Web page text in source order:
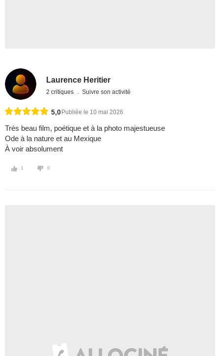
Laurence Heritier
2 critiques Suivre son activité
5,0 Publiée le 10 mai 2026
Très beau film, poétique et à la photo majestueuse
Ode à la nature et au Mexique
À voir absolument
1 0